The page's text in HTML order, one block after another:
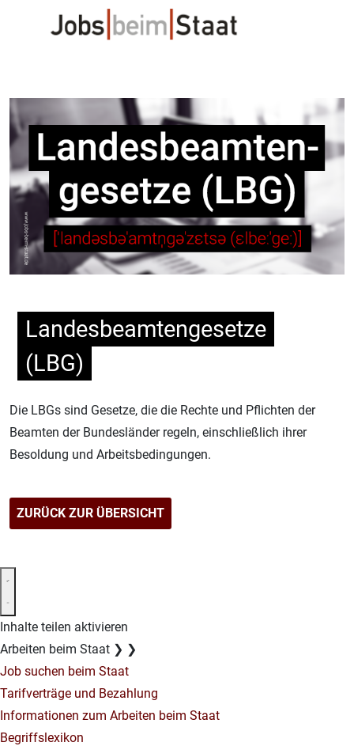
Landesbeamtengesetze
(LBG)
Die LBGs sind Gesetze, die die Rechte und Pflichten der
Beamten der Bundesländer regeln, einschließlich ihrer
Besoldung und Arbeitsbedingungen.
ZURÜCK ZUR ÜBERSICHT
Inhalte teilen aktivieren
Arbeiten beim Staat ❯ ❯
Job suchen beim Staat
Tarifverträge und Bezahlung
Informationen zum Arbeiten beim Staat
Begriffslexikon